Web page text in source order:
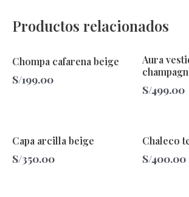
Productos relacionados
Chompa cafarena beige
S/199.00
Aura
S/499.00
Capa arcilla beige
S/350.00
Chaleco
S/400.00